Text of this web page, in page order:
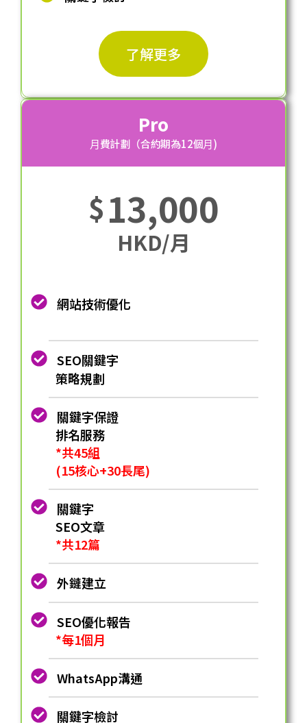
了解更多
Pro
⽉費計劃（合約期為12個⽉)
$13,000
HKD/月
網站技術優化
SEO關鍵字
策略規劃
關鍵字保證
排名服務
*共45組
(15核心+30長尾)
關鍵字
SEO⽂章
*共12篇
外鏈建立
SEO優化報告
*每1個月
WhatsApp溝通
關鍵字檢討